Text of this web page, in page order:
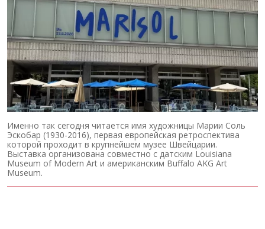
Именно так сегодня читается имя художницы Марии Соль
Эскобар (1930-2016), первая европейская ретроспектива
которой проходит в крупнейшем музее Швейцарии.
Выставка организована совместно с датским Louisiana
Museum of Modern Art и американским Buffalo AKG Art
Museum.